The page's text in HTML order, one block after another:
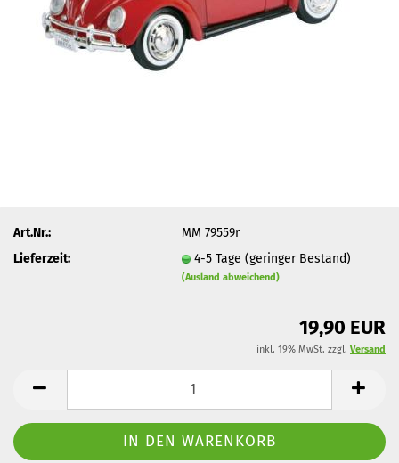
Art.Nr.:
MM 79559r
Lieferzeit:
4-5 Tage (geringer Bestand)
(Ausland abweichend)
19,90 EUR
inkl. 19% MwSt. zzgl. Versand